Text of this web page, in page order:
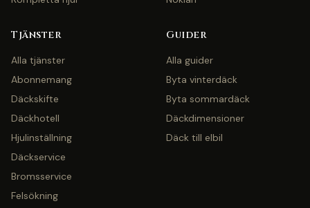
Tjänster
Alla tjänster
Abonnemang
Däckskifte
Däckhotell
Hjulinställning
Däckservice
Bromsservice
Felsökning
Guider
Alla guider
Byta vinterdäck
Byta sommardäck
Däckdimensioner
Däck till elbil